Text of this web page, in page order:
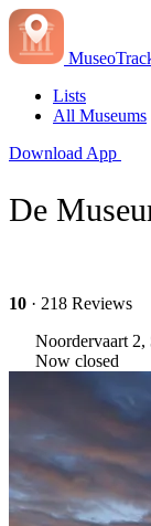
Lists
All Museums
Download App
De
10 · 218 Reviews
Noordervaart 2,
Now closed